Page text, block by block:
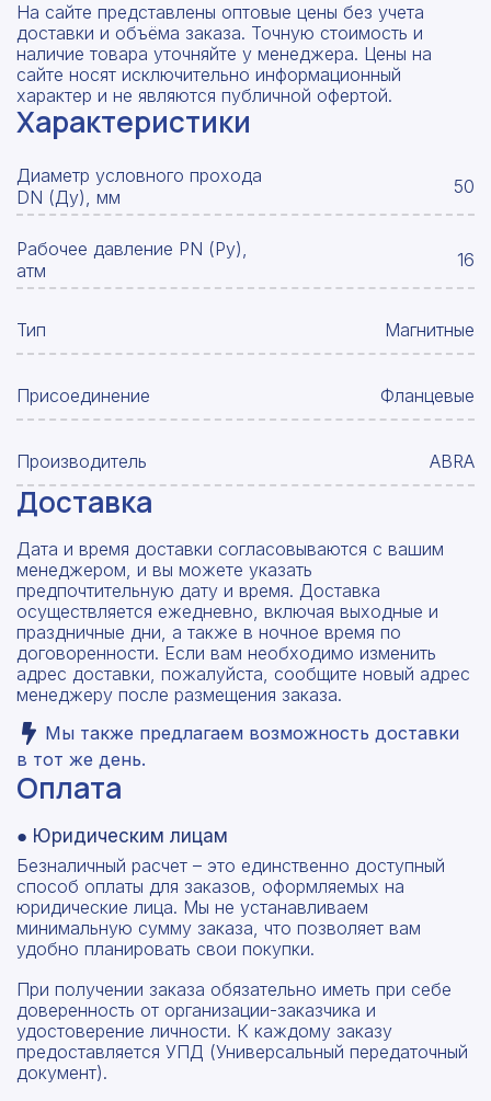
На сайте представлены оптовые цены без учета
доставки и объёма заказа. Точную стоимость и
наличие товара уточняйте у менеджера. Цены на
сайте носят исключительно информационный
характер и не являются публичной офертой.
Характеристики
Диаметр условного прохода
DN (Ду), мм
50
Рабочее давление PN (Ру),
атм
16
Тип Магнитные
Присоединение Фланцевые
Производитель ABRA
Доставка
Дата и время доставки согласовываются с вашим
менеджером, и вы можете указать
предпочтительную дату и время. Доставка
осуществляется ежедневно, включая выходные и
праздничные дни, а также в ночное время по
договоренности. Если вам необходимо изменить
адрес доставки, пожалуйста, сообщите новый адрес
менеджеру после размещения заказа.
Мы также предлагаем возможность доставки
в тот же день.
Оплата
● Юридическим лицам
Безналичный расчет – это единственно доступный
способ оплаты для заказов, оформляемых на
юридические лица. Мы не устанавливаем
минимальную сумму заказа, что позволяет вам
удобно планировать свои покупки.
При получении заказа обязательно иметь при себе
доверенность от организации-заказчика и
удостоверение личности. К каждому заказу
предоставляется УПД (Универсальный передаточный
документ).